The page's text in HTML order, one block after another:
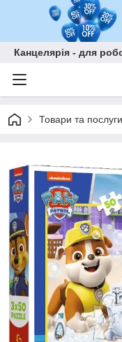
Канцелярія - для
Товари та послуги